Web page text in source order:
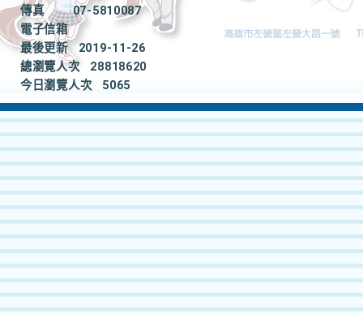
傳真
07-5810087
電子信箱
最後更新
2019-11-26
總瀏覽人次
28818620
今日瀏覽人次
5065